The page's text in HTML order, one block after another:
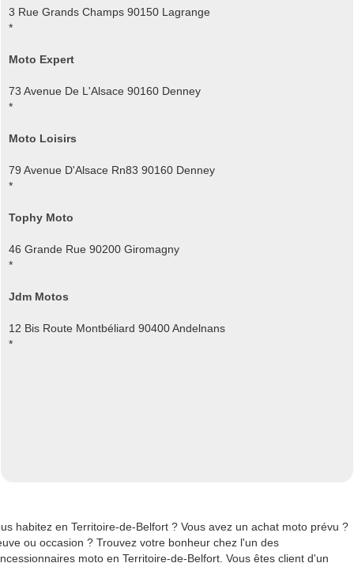
3 Rue Grands Champs 90150 Lagrange
*
Moto Expert
73 Avenue De L'Alsace 90160 Denney
*
Moto Loisirs
79 Avenue D'Alsace Rn83 90160 Denney
*
Tophy Moto
46 Grande Rue 90200 Giromagny
*
Jdm Motos
12 Bis Route Montbéliard 90400 Andelnans
*
habitez en Territoire-de-Belfort ? Vous avez un achat moto prévu ?
ou occasion ? Trouvez votre bonheur chez l'un des
moto en Territoire-de-Belfort. Vous êtes client d'un